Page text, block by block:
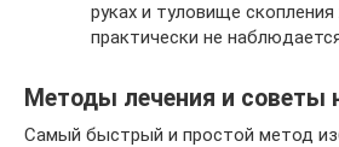
руках и туловище
практически не
Методы лечения и советы
Самый быстрый и простой метод